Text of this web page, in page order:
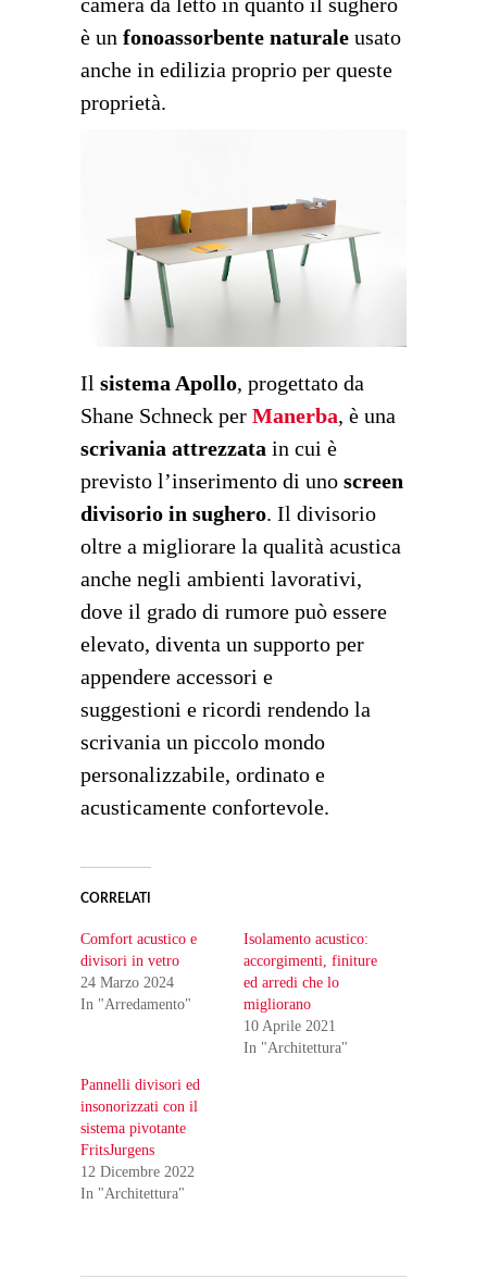
è un fonoassorbente naturale usato
anche in edilizia proprio per queste
proprietà.
Il sistema Apollo, progettato da
Shane Schneck per Manerba, è una
scrivania attrezzata in cui è
previsto l’inserimento di uno screen
divisorio in sughero. Il divisorio
oltre a migliorare la qualità acustica
anche negli ambienti lavorativi,
dove il grado di rumore può essere
elevato, diventa un supporto per
appendere accessori e
suggestioni e ricordi rendendo la
scrivania un piccolo mondo
personalizzabile, ordinato e
acusticamente confortevole.
CORRELATI
Comfort acustico e
divisori in vetro
24 Marzo 2024
In "Arredamento"
Isolamento acustico:
accorgimenti, finiture
ed arredi che lo
migliorano
10 Aprile 2021
In "Architettura"
Pannelli divisori ed
insonorizzati con il
sistema pivotante
FritsJurgens
12 Dicembre 2022
In "Architettura"